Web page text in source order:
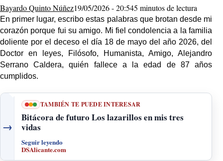
Bayardo Quinto Núñez19/05/2026 - 20:545 minutos de lectura
En primer lugar, escribo estas palabras que brotan desde mi
corazón porque fui su amigo. Mi fiel condolencia a la familia
doliente por el deceso el día 18 de mayo del año 2026, del
Doctor en leyes, Filósofo, Humanista, Amigo, Alejandro
Serrano Caldera, quién fallece a la edad de 87 años
cumplidos.
→
TAMBIÉN TE PUEDE INTERESAR
Bitácora de futuro Los lazarillos en mis tres
vidas
Seguir leyendo
DSAlicante.com